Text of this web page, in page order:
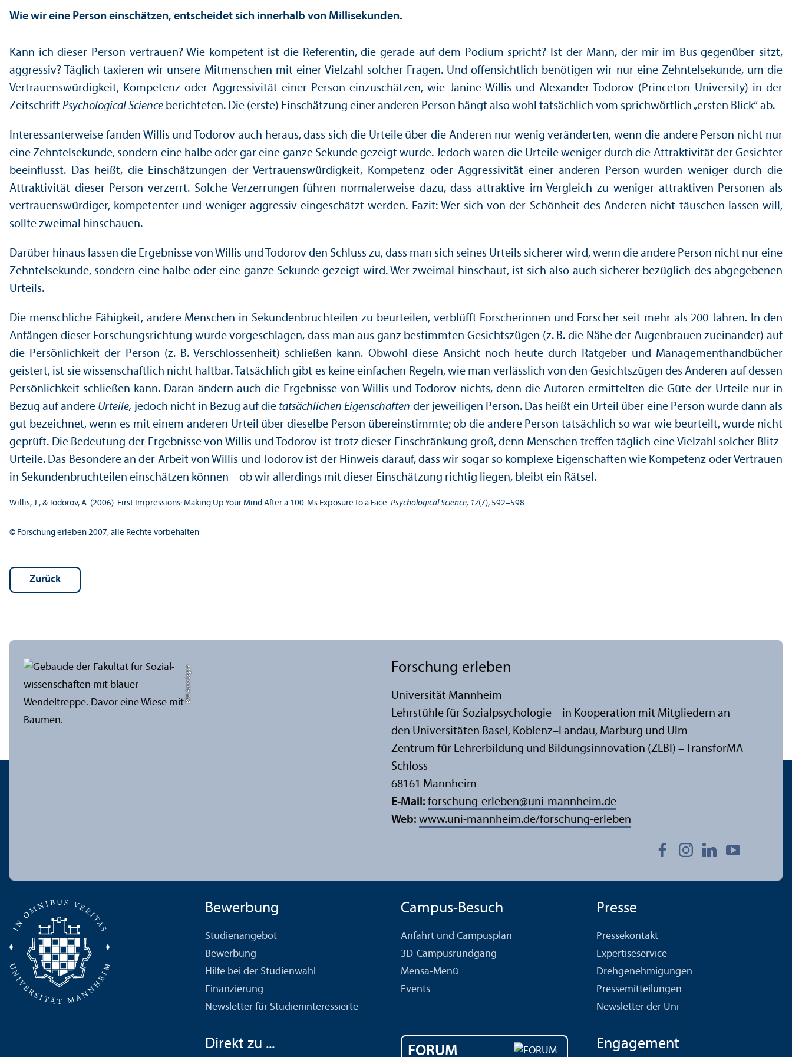
Wie wir eine Person einschätzen, entscheidet sich innerhalb von Millisekunden.
Kann ich dieser Person vertrauen? Wie kompetent ist die Referentin, die gerade auf dem Podium spricht? Ist der Mann, der mir im Bus gegenüber sitzt,
aggressiv? Täglich taxieren wir unsere Mitmenschen mit einer Vielzahl solcher Fragen. Und offensichtlich benötigen wir nur eine Zehntelsekunde, um die
Vertrauenswürdigkeit, Kompetenz oder Aggressivität einer Person einzuschätzen, wie Janine Willis und Alexander Todorov (Princeton University) in der
Zeitschrift Psychological Science berichteten. Die (erste) Einschätzung einer anderen Person hängt also wohl tatsächlich vom sprichwörtlich „ersten Blick“ ab.
Interessanterweise fanden Willis und Todorov auch heraus, dass sich die Urteile über die Anderen nur wenig veränderten, wenn die andere Person nicht nur
eine Zehntelsekunde, sondern eine halbe oder gar eine ganze Sekunde gezeigt wurde. Jedoch waren die Urteile weniger durch die Attraktivität der Gesichter
beeinflusst. Das heißt, die Einschätzungen der Vertrauenswürdigkeit, Kompetenz oder Aggressivität einer anderen Person wurden weniger durch die
Attraktivität dieser Person verzerrt. Solche Verzerrungen führen normalerweise dazu, dass attraktive im Vergleich zu weniger attraktiven Personen als
vertrauenswürdiger, kompetenter und weniger aggressiv eingeschätzt werden. Fazit: Wer sich von der Schönheit des Anderen nicht täuschen lassen will,
sollte zweimal hinschauen.
Darüber hinaus lassen die Ergebnisse von Willis und Todorov den Schluss zu, dass man sich seines Urteils sicherer wird, wenn die andere Person nicht nur eine
Zehntelsekunde, sondern eine halbe oder eine ganze Sekunde gezeigt wird. Wer zweimal hinschaut, ist sich also auch sicherer bezüglich des abgegebenen
Urteils.
Die menschliche Fähigkeit, andere Menschen in Sekunden­bruchteilen zu beurteilen, verblüfft Forscherinnen und Forscher seit mehr als 200 Jahren. In den
Anfängen dieser Forschungs­richtung wurde vorgeschlagen, dass man aus ganz bestimmten Gesichtszügen (z. B. die Nähe der Augenbrauen zueinander) auf
die Persönlichkeit der Person (z. B. Verschlossenheit) schließen kann. Obwohl diese Ansicht noch heute durch Ratgeber und Management­handbücher
geistert, ist sie wissenschaft­lich nicht haltbar. Tatsächlich gibt es keine einfachen Regeln, wie man verlässlich von den Gesichtszügen des Anderen auf dessen
Persönlichkeit schließen kann. Daran ändern auch die Ergebnisse von Willis und Todorov nichts, denn die Autoren ermittelten die Güte der Urteile nur in
Bezug auf andere Urteile, jedoch nicht in Bezug auf die tatsächlichen Eigenschaften der jeweiligen Person. Das heißt ein Urteil über eine Person wurde dann als
gut bezeichnet, wenn es mit einem anderen Urteil über dieselbe Person übereinstimmte; ob die andere Person tatsächlich so war wie beurteilt, wurde nicht
geprüft. Die Bedeutung der Ergebnisse von Willis und Todorov ist trotz dieser Einschränkung groß, denn Menschen treffen täglich eine Vielzahl solcher Blitz-
Urteile. Das Besondere an der Arbeit von Willis und Todorov ist der Hinweis darauf, dass wir sogar so komplexe Eigenschaften wie Kompetenz oder Vertrauen
in Sekunden­bruchteilen einschätzen können – ob wir allerdings mit dieser Einschätzung richtig liegen, bleibt ein Rätsel.
Willis, J., & Todorov, A. (2006). First Impressions: Making Up Your Mind After a 100-Ms Exposure to a Face. Psychological Science, 17(7), 592–598.
© Forschung erleben 2007, alle Rechte vorbehalten
Zurück
Bild: Anna Logue Forschung erleben
Universität Mannheim
Lehr­stühle für Sozialpsychologie – in Kooperation mit Mitgliedern an
den Universitäten Basel, Koblenz–Landau, Marburg und Ulm -
Zentrum für Lehr­erbildung und Bildungs­innovation (ZLBI) – Trans­forMA
Schloss
68161 Mannheim
E-Mail: forschung-erleben@uni-mannheim.de
Web: www.uni-mannheim.de/forschung-erleben
Bewerbung
Studien­angebot
Bewerbung
Hilfe bei der Studien­wahl
Finanzierung
Newsletter für Studien­interessierte
Campus-Besuch
Anfahrt und Campusplan
3D-Campusrundgang
Mensa-Menü
Events
Presse
Pressekontakt
Expertiseservice
Drehgenehmigungen
Pressemitteilungen
Newsletter der Uni
Direkt zu ... FORUM Engagement